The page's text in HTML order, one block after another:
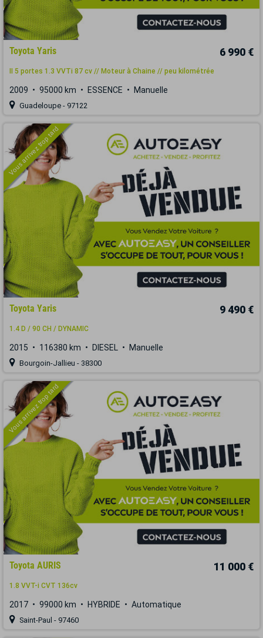
Toyota Yaris 6 990 €
II 5 portes 1.3 VVTi 87 cv // Moteur à Chaine // peu kilométrée
2009 95000 km ESSENCE Manuelle
Guadeloupe - 97122
Vous arrivez trop tard
Toyota Yaris 9 490 €
1.4 D / 90 CH / DYNAMIC
2015 116380 km DIESEL Manuelle
Bourgoin-Jallieu - 38300
Vous arrivez trop tard
Toyota AURIS 11 000 €
1.8 VVT-i CVT 136cv
2017 99000 km HYBRIDE Automatique
Saint-Paul - 97460